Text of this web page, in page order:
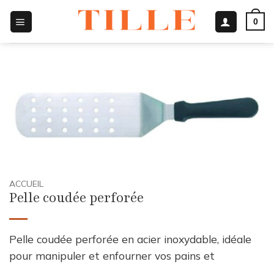
contenu
0
ACCUEIL
Pelle coudée perforée
Pelle coudée perforée en acier inoxydable, idéale
pour manipuler et enfourner vos pains et